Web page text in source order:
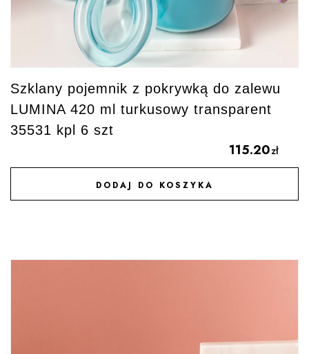
Szklany pojemnik z pokrywką do zalewu
LUMINA 420 ml turkusowy transparent
35531 kpl 6 szt
115.20zł
DODAJ DO KOSZYKA
DODAJ DO ULUBIONYCH